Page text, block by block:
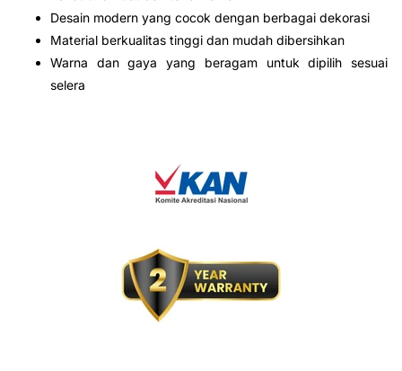
Desain modern yang cocok dengan berbagai dekorasi
Material berkualitas tinggi dan mudah dibersihkan
Warna dan gaya yang beragam untuk dipilih sesuai
selera